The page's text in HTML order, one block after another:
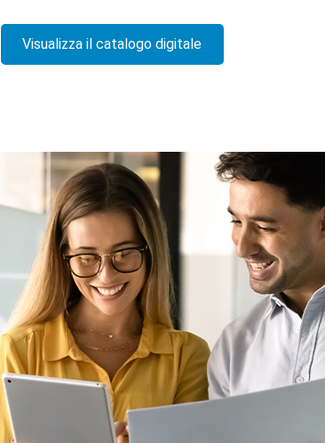
Visualizza il catalogo digitale